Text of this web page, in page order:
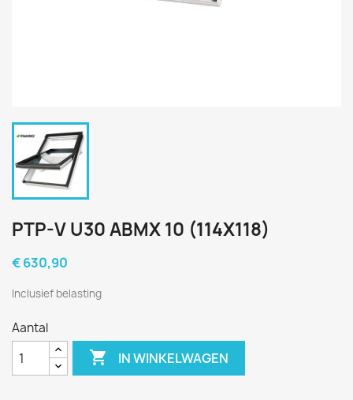
PTP-V U30 ABMX 10 (114X118)
€ 630,90
Inclusief belasting
Aantal
 IN WINKELWAGEN